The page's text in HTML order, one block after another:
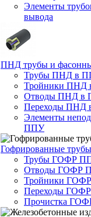
Элементы
вывода
ПНД трубы и
Трубы ПНД в
Тройники ПНД
Отводы ПНД в
Переходы ПНД
Элементы
ППУ
Гофрированные
Трубы ГОФР
Отводы ГОФР
Тройники
Переходы
Прочистка